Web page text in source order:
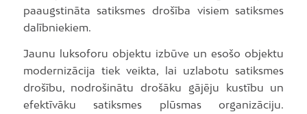
paaugstināta satiksmes drošība visiem satiksmes
dalībniekiem.
Jaunu luksoforu objektu izbūve un esošo objektu
modernizācija tiek veikta, lai uzlabotu satiksmes
drošību, nodrošinātu drošāku gājēju kustību un
efektīvāku satiksmes plūsmas organizāciju.